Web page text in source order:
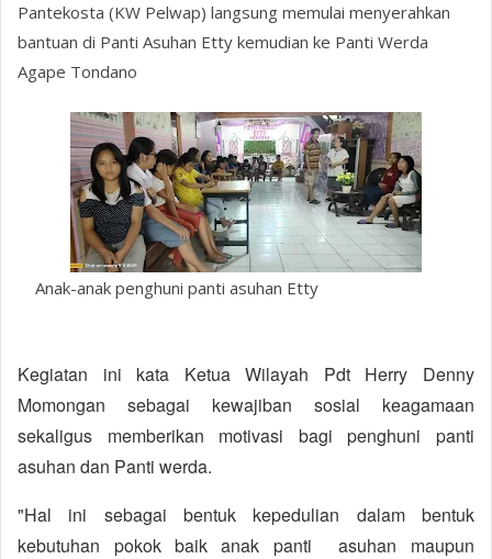
Pantekosta (KW Pelwap) langsung memulai menyerahkan
bantuan di Panti Asuhan Etty kemudian ke Panti Werda
Agape Tondano
Anak-anak penghuni panti asuhan Etty
Kegiatan ini kata Ketua Wilayah Pdt Herry Denny
Momongan sebagai kewajiban sosial keagamaan
sekaligus memberikan motivasi bagi penghuni panti
asuhan dan Panti werda.
"Hal ini sebagai bentuk kepedulian dalam bentuk
kebutuhan pokok baik anak panti asuhan maupun